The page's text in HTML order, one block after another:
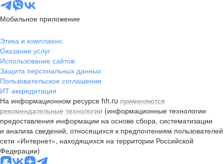
Мобильное приложение
Этика и комплаенс
Оказание услуг
Использование сайтов
Защита персональных данных
Пользовательское соглашение
ИТ аккредитация
На информационном ресурсе hh.ru применяются
рекомендательные технологии (информационные технологии
предоставления информации на основе сбора, систематизации
и анализа сведений, относящихся к предпочтениям пользователей
сети «Интернет», находящихся на территории Российской
Федерации)